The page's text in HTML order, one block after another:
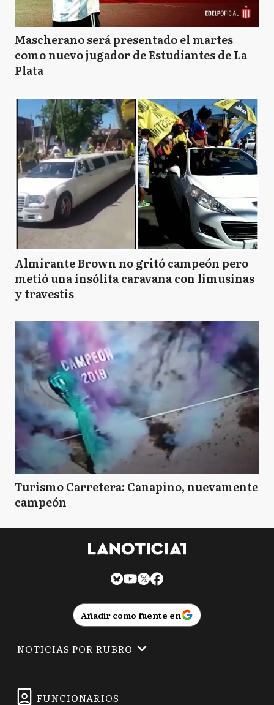
Mascherano será presentado el martes
como nuevo jugador de Estudiantes de La
Plata
Almirante Brown no gritó campeón pero
metió una insólita caravana con limusinas
y travestis
Turismo Carretera: Canapino, nuevamente
campeón
Añadir como fuente en
FUNCIONARIOS
NOTICIAS POR RUBRO